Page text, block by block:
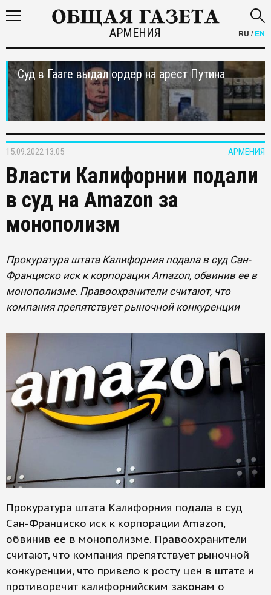
АРМЕНИЯ RU /EN
Суд в Гааге выдал ордер на арест Путина
АРМЕНИЯ
15.09.2022 13:05
Власти Калифорнии подали
в суд на Amazon за
монополизм
Прокуратура штата Калифорния подала в суд Сан-
Франциско иск к корпорации Amazon, обвинив ее в
монополизме. Правоохранители считают, что
компания препятствует рыночной конкуренции
Прокуратура штата Калифорния подала в суд
Сан-Франциско иск к корпорации Amazon,
обвинив ее в монополизме. Правоохранители
считают, что компания препятствует рыночной
конкуренции, что привело к росту цен в штате и
противоречит калифорнийским законам о